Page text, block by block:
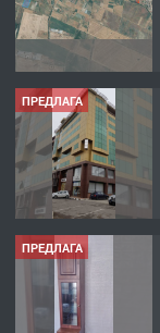
ПРЕДЛАГА
ПРЕДЛАГА